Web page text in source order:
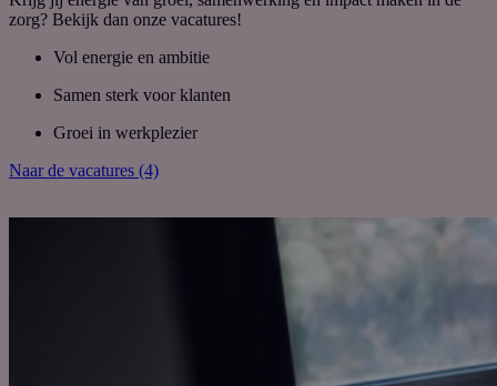
zorg? Bekijk dan onze vacatures!
Vol energie en ambitie
Samen sterk voor klanten
Groei in werkplezier
Naar de vacatures (4)